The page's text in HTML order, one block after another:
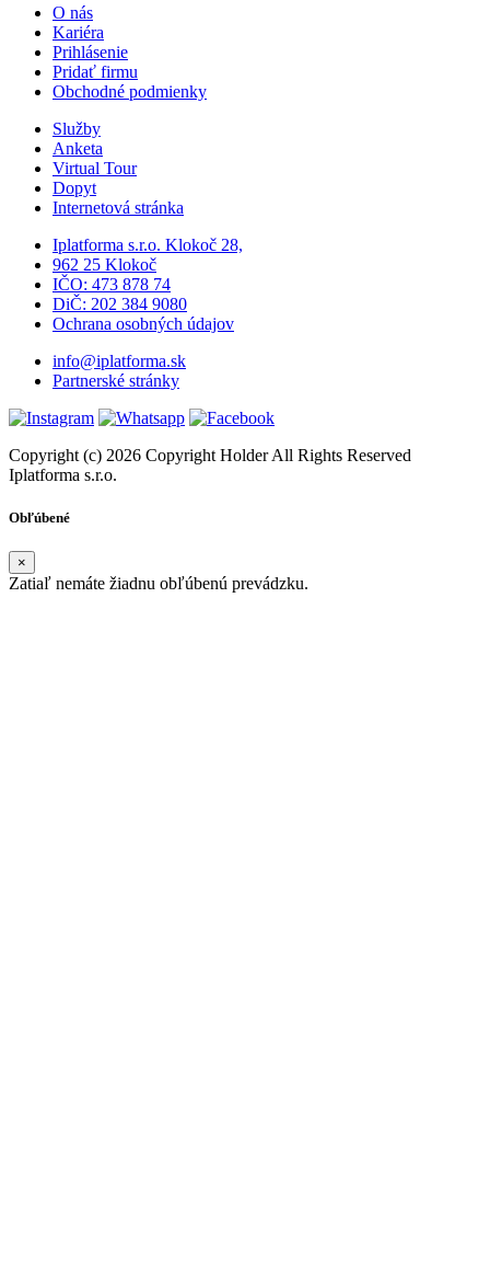
O nás
Kariéra
Prihlásenie
Pridať firmu
Obchodné podmienky
Služby
Anketa
Virtual Tour
Dopyt
Internetová stránka
Iplatforma s.r.o. Klokoč 28,
962 25 Klokoč
IČO: 473 878 74
DiČ: 202 384 9080
Ochrana osobných údajov
info@iplatforma.sk
Partnerské stránky
Copyright (c) 2026 Copyright Holder All Rights Reserved
Iplatforma s.r.o.
Obľúbené
×
Zatiaľ nemáte žiadnu obľúbenú prevádzku.